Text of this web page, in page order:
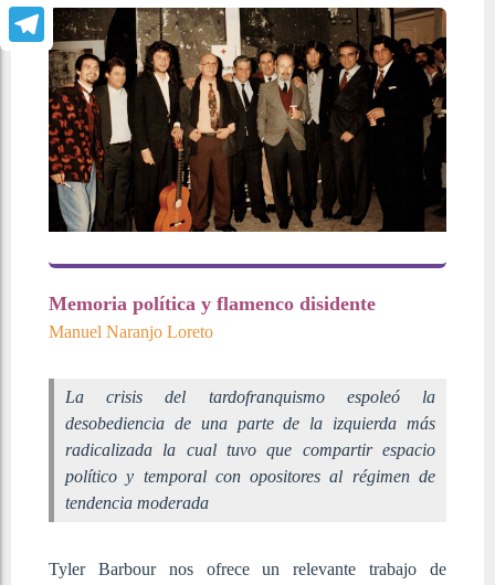
WhatsApp
Telegram
Memoria política y flamenco disidente
Manuel Naranjo Loreto
La crisis del tardofranquismo espoleó la
desobediencia de una parte de la izquierda más
radicalizada la cual tuvo que compartir espacio
político y temporal con opositores al régimen de
tendencia moderada
Tyler Barbour nos ofrece un relevante trabajo de